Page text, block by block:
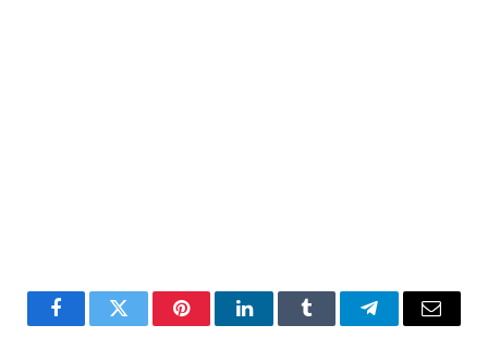
FacebookTwitter PinterestLinkedInTumblr TelegramEmail